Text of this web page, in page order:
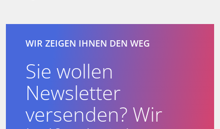
WIR ZEIGEN IHNEN DEN WEG
Sie wollen
Newsletter
versenden? Wir